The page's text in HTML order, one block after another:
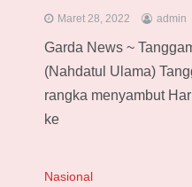
Maret 28, 2022 admin
Garda News ~
(Nahdatul Ulama)
rangka menyambut
ke
Nasional